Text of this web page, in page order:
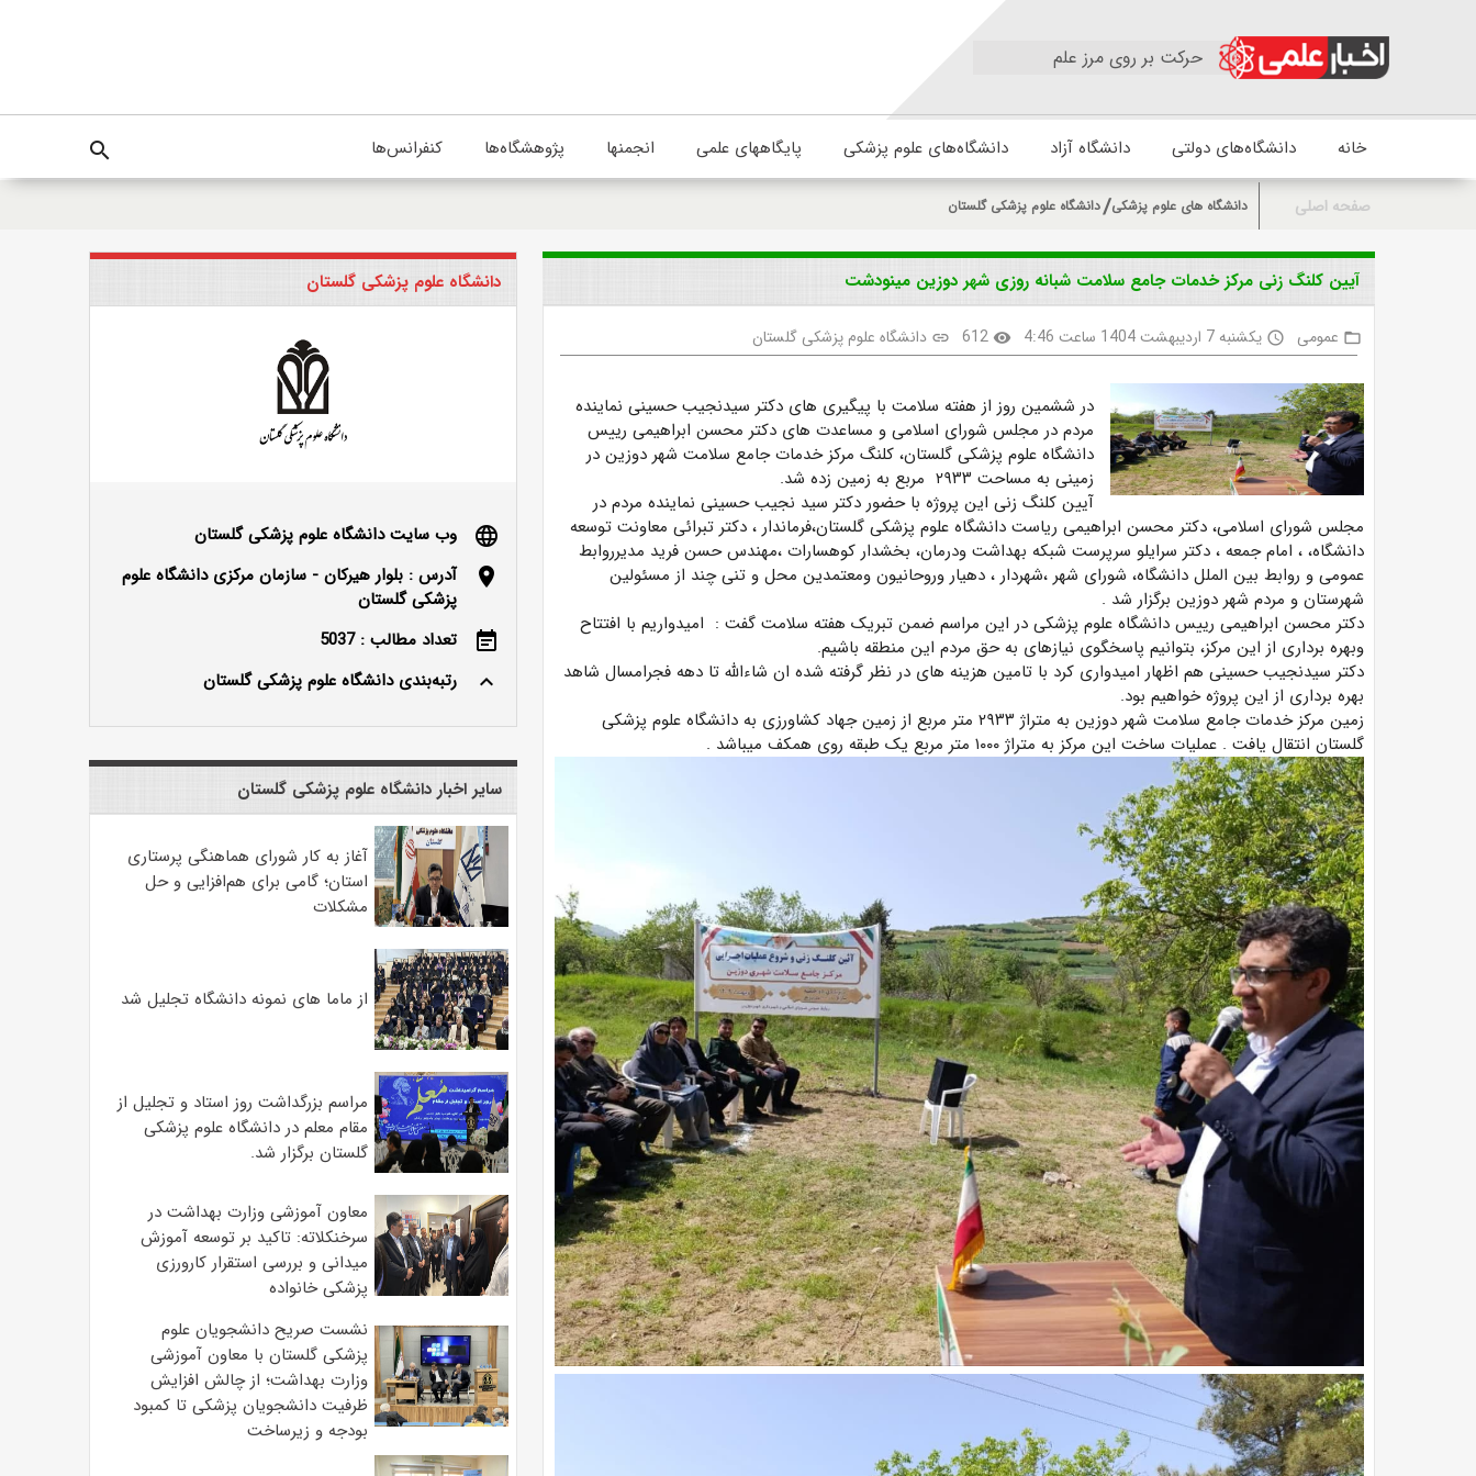
حرکت بر روی مرز علم
خانه دانشگاه‌های دولتی دانشگاه آزاد دانشگاه‌های علوم پزشکی پایگاههای علمی انجمنها پژوهشگاه‌ها کنفرانس‌ها search
صفحه اصلی دانشگاه های علوم پزشکی دانشگاه علوم پزشکی گلستان
آیین کلنگ زنی مرکز خدمات جامع سلامت شبانه روزی شهر دوزین مینودشت
folder_open عمومی access_time یکشنبه 7 اردیبهشت 1404 ساعت 4:46 visibility
612
link دانشگاه علوم پزشکی گلستان
در ششمین روز از هفته سلامت با پیگیری های دکتر سیدنجیب حسینی نماینده
مردم در مجلس شورای اسلامی و مساعدت های دکتر محسن ابراهیمی رییس
دانشگاه علوم پزشکی گلستان، کلنگ مرکز خدمات جامع سلامت شهر دوزین در
زمینی به مساحت ۲۹۳۳ مربع به زمین زده شد.
آیین کلنگ زنی این پروژه با حضور دکتر سید نجیب حسینی نماینده مردم در
مجلس شورای اسلامی، دکتر محسن ابراهیمی ریاست دانشگاه علوم پزشکی گلستان،فرماندار ، دکتر تبرائی معاونت توسعه
دانشگاه، ، امام جمعه ، دکتر سرایلو سرپرست شبکه بهداشت ودرمان، بخشدار کوهسارات ،مهندس حسن فرید مدیرروابط
عمومی و روابط بین الملل دانشگاه، شورای شهر ،شهردار ، دهیار وروحانیون ومعتمدین محل و تنی چند از مسئولین
شهرستان و مردم شهر دوزین برگزار شد .
دکتر محسن ابراهیمی رییس دانشگاه علوم پزشکی در این مراسم ضمن تبریک هفته سلامت گفت : امیدواریم با افتتاح
وبهره برداری از این مرکز، بتوانیم پاسخگوی نیازهای به حق مردم این منطقه باشیم.
دکتر سیدنجیب حسینی هم اظهار امیدواری کرد با تامین هزینه های در نظر گرفته شده ان شاءالله تا دهه فجرامسال شاهد
بهره برداری از این پروژه خواهیم بود.
زمین مرکز خدمات جامع سلامت شهر دوزین به متراژ ۲۹۳۳ متر مربع از زمین جهاد کشاورزی به دانشگاه علوم پزشکی
گلستان انتقال یافت . عملیات ساخت این مرکز به متراژ ۱۰۰۰ متر مربع یک طبقه روی همکف میباشد .
دانشگاه علوم پزشکی گلستان
language
وب سایت دانشگاه علوم پزشکی گلستان
location_on
آدرس : بلوار هیرکان - سازمان مرکزی دانشگاه علوم
پزشکی گلستان
event_note
تعداد مطالب : 5037
keyboard_arrow_up
رتبه‌بندی دانشگاه علوم پزشکی گلستان
سایر اخبار دانشگاه علوم پزشکی گلستان
آغاز به کار شورای هماهنگی پرستاری
استان؛ گامی برای هم‌افزایی و حل
مشکلات
از ماما های نمونه دانشگاه تجلیل شد
مراسم بزرگداشت روز استاد و تجلیل از
مقام معلم در دانشگاه علوم پزشکی
گلستان برگزار شد.‌
معاون آموزشی وزارت بهداشت در
سرخنکلاته: تاکید بر توسعه آموزش
میدانی و بررسی استقرار کارورزی
پزشکی ‌خانواده
نشست صریح دانشجویان علوم
پزشکی گلستان با معاون آموزشی
وزارت بهداشت؛ از چالش افزایش
ظرفیت دانشجویان ‌پزشکی تا کمبود
بودجه و زیرساخت